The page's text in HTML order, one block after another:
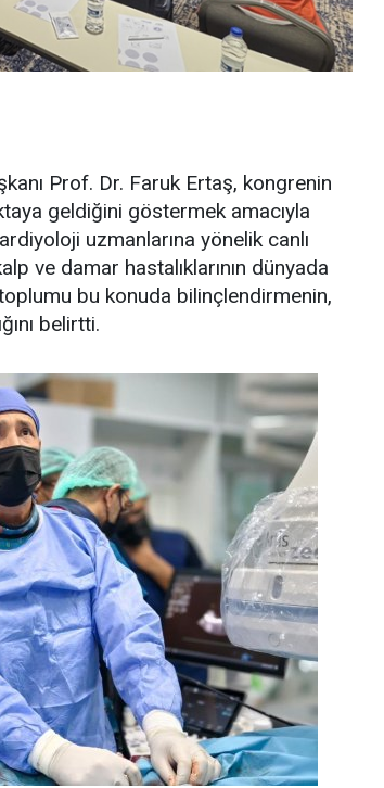
Prof. Dr. Faruk Ertaş, kongrenin
geldiğini göstermek amacıyla
uzmanlarına yönelik canlı
ve damar hastalıklarının dünyada
bu konuda bilinçlendirmenin,
belirtti.